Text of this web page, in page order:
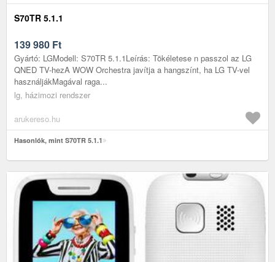
S70TR 5.1.1
139 980 Ft
Gyártó: LGModell: S70TR 5.1.1Leírás: Tökéletese n passzol az LG
QNED TV-hezA WOW Orchestra javítja a hangszínt, ha LG TV-vel
használjákMagával raga...
lg, házimozi rendszer
arukereso.hu
Hasonlók, mint S70TR 5.1.1